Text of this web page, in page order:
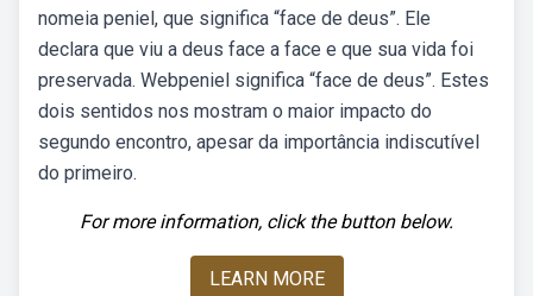
nomeia peniel, que significa “face de deus”. Ele
declara que viu a deus face a face e que sua vida foi
preservada. Webpeniel significa “face de deus”. Estes
dois sentidos nos mostram o maior impacto do
segundo encontro, apesar da importância indiscutível
do primeiro.
For more information, click the button below.
LEARN MORE